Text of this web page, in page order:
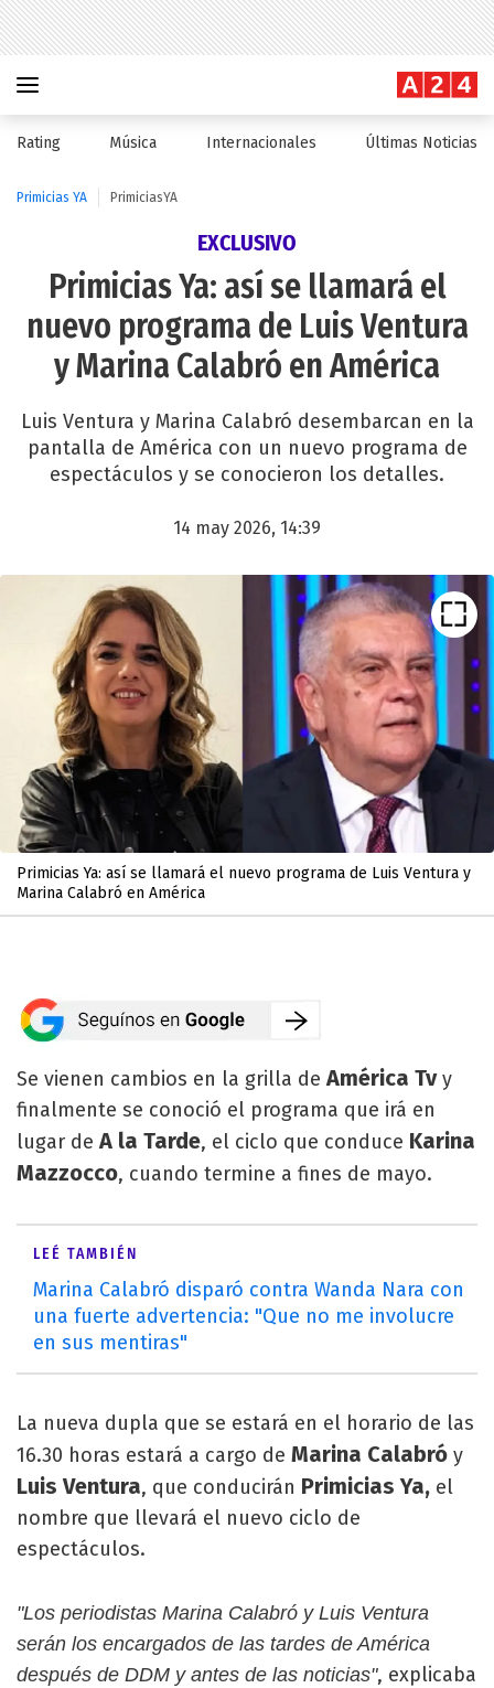
Rating Música Internacionales Últimas Noticias
Primicias YA PrimiciasYA
EXCLUSIVO
Primicias Ya: así se llamará el
nuevo programa de Luis Ventura
y Marina Calabró en América
Luis Ventura y Marina Calabró desembarcan en la
pantalla de América con un nuevo programa de
espectáculos y se conocieron los detalles.
14 may 2026, 14:39
Primicias Ya: así se llamará el nuevo programa de Luis Ventura y
Marina Calabró en América
Se vienen cambios en la grilla de América Tvy
finalmente se conoció el programa que irá en
lugar deA la Tarde, el ciclo que conduce Karina
Mazzocco, cuando termine a fines de mayo.
LEÉ TAMBIÉN
Marina Calabró disparó contra Wanda Nara con
una fuerte advertencia: "Que no me involucre
en sus mentiras"
La nueva dupla que se estará en el horario de las
16.30 horas estará a cargo de Marina Calabró y
Luis Ventura, que conducirán Primicias Ya, el
nombre que llevará el nuevo ciclo de
espectáculos.
"Los periodistas Marina Calabró y Luis Ventura
serán los encargados de las tardes de América
después de DDM y antes de las noticias", explicaba